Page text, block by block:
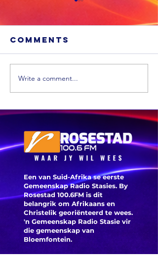
'n Suid-
Afrikaanse
mediese
geskiedenis
Comments
Write a comment...
Een van Suid-Afrika se eerste
Gemeenskap Radio Stasies. By
Rosestad 100.6FM is dit
belangrik om Afrikaans en
Christelik georiënteerd te wees.
'n Gemeenskap Radio Stasie vir
die gemeenskap van
Bloemfontein.